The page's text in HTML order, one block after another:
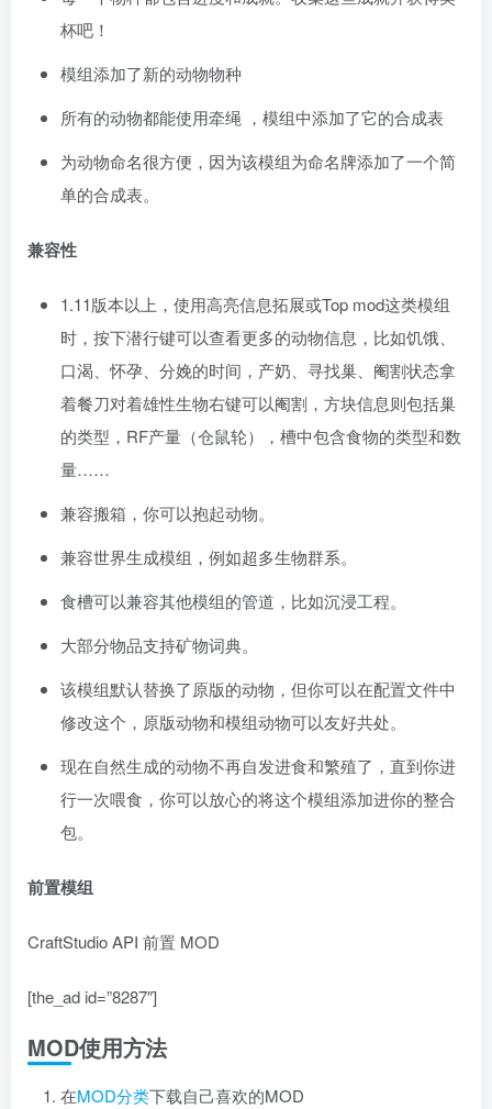
杯吧！
模组添加了新的动物物种
所有的动物都能使用牵绳 ，模组中添加了它的合成表
为动物命名很方便，因为该模组为命名牌添加了一个简
单的合成表。
兼容性
1.11版本以上，使用高亮信息拓展或Top mod这类模组
时，按下潜行键可以查看更多的动物信息，比如饥饿、
口渴、怀孕、分娩的时间，产奶、寻找巢、阉割状态拿
着餐刀对着雄性生物右键可以阉割，方块信息则包括巢
的类型，RF产量（仓鼠轮），槽中包含食物的类型和数
量……
兼容搬箱，你可以抱起动物。
兼容世界生成模组，例如超多生物群系。
食槽可以兼容其他模组的管道，比如沉浸工程。
大部分物品支持矿物词典。
该模组默认替换了原版的动物，但你可以在配置文件中
修改这个，原版动物和模组动物可以友好共处。
现在自然生成的动物不再自发进食和繁殖了，直到你进
行一次喂食，你可以放心的将这个模组添加进你的整合
包。
前置模组
CraftStudio API 前置 MOD
[the_ad id=”8287″]
MOD使用方法
在MOD分类下载自己喜欢的MOD